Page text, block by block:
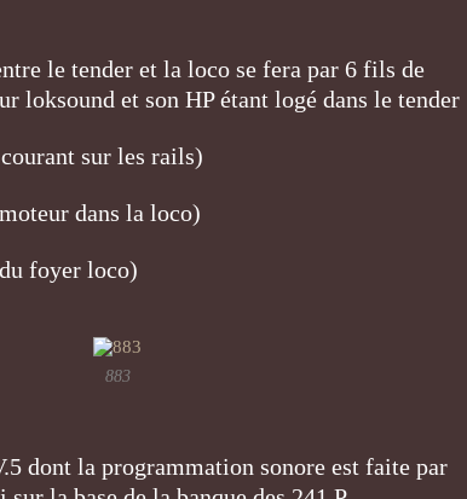
le tender et la loco se fera par 6 fils de
loksound et son HP étant logé dans le tender
sur les rails)
dans la loco)
foyer loco)
883
dont la programmation sonore est faite par